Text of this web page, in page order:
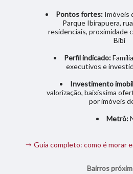
Pontos fortes:Imóveis
Parque Ibirapuera,
residenciais, proximidade
Bibi
Perfil indicado:
executivos e
Investimento
valorização, baixíssima
por imóveis
Metrô:
Guia completo: como é morar
Bairros